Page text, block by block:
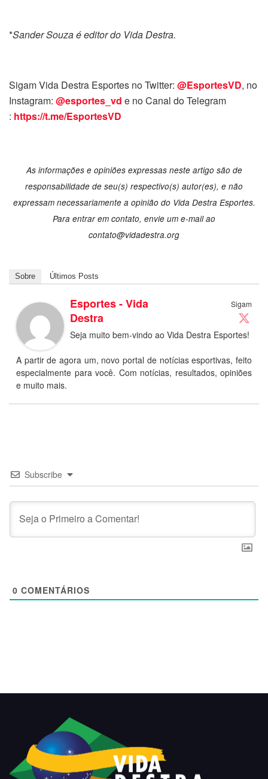
*Sander Souza é editor do Vida Destra.
Sigam Vida Destra Esportes no Twitter: @EsportesVD, no
Instagram: @esportes_vd e no Canal do Telegram
: https://t.me/EsportesVD
As informações e opiniões expressas neste artigo são de
responsabilidade de seu(s) respectivo(s) autor(es), e não
expressam necessariamente a opinião do Vida Destra Esportes.
Para entrar em contato, envie um e-mail ao
contato@vidadestra.org
Sobre Últimos Posts
Sigam
Esportes - Vida
Destra
Seja muito bem-vindo ao Vida Destra Esportes!
A partir de agora um, novo portal de notícias esportivas, feito
especialmente para você. Com notícias, resultados, opiniões
e muito mais.
Subscribe
0 COMENTÁRIOS